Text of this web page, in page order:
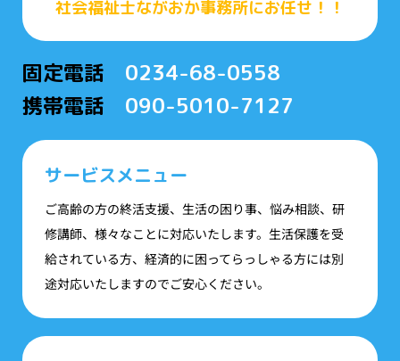
社会福祉士ながおか事務所にお任せ！！
固定電話 0234-68-0558
携帯電話 090-5010-7127
サービスメニュー
ご高齢の方の終活支援、生活の困り事、悩み相談、研
修講師、様々なことに対応いたします。生活保護を受
給されている方、経済的に困ってらっしゃる方には別
途対応いたしますのでご安心ください。